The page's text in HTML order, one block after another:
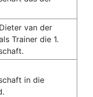
van der
Trainer die 1.
in die